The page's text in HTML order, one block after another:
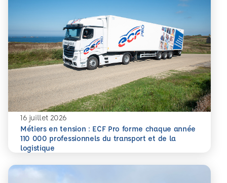
16 juillet 2026
Métiers en tension : ECF Pro forme chaque année
110 000 professionnels du transport et de la
logistique
En savoir plus